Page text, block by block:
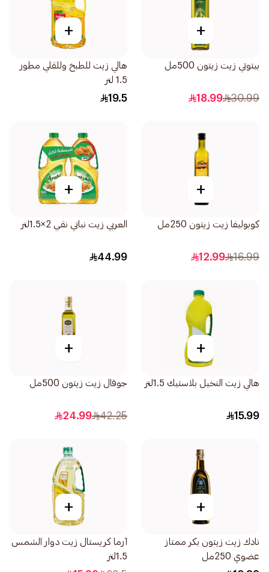
+
بيتوتي زيت زيتون 500مل
30.99
18.99
+
هالي زيت للطبخ وللقلي مطور
1.5 لتر
19.5
+
كوبوليفا زيت زيتون 250مل
16.99
12.99
+
العربي زيت نباتي نقي 2×1.5لتر
44.99
+
هالي زيت النخيل بلاستيك 1.5لتر
15.99
+
جوفال زيت زيتون 500مل
42.25
24.99
+
نادك زيت زيتون بكر ممتاز
عضوي 250مل
+
آرما كريستال زيت دوار الشمس
1.5لتر